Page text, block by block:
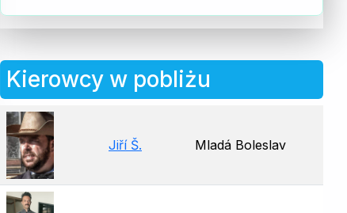
Kierowcy w pobliżu
Jiří Š. Mladá Boleslav